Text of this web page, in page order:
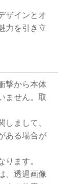
ザインとオ
力を引き立
撃から本体
ません。取
しまして、
ある場合が
ります。
、透過画像